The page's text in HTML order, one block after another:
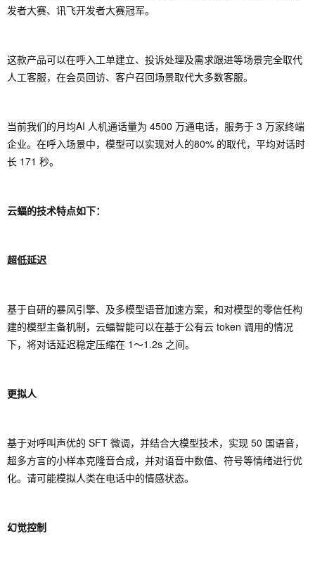
发者大赛、讯飞开发者大赛冠军。
这款产品可以在呼入工单建立、投诉处理及需求跟进等场景完全取代
人工客服，在会员回访、客户召回场景取代大多数客服。
当前我们的月均AI 人机通话量为 4500 万通电话，服务于 3 万家终端
企业。在呼入场景中，模型可以实现对人的80% 的取代，平均对话时
长 171 秒。
云蝠的技术特点如下：
超低延迟
基于自研的暴风引擎、及多模型语音加速方案，和对模型的零信任构
建的模型主备机制，云蝠智能可以在基于公有云 token 调用的情况
下，将对话延迟稳定压缩在 1～1.2s 之间。
更拟人
基于对呼叫声优的 SFT 微调，并结合大模型技术，实现 50 国语音，
超多方言的小样本克隆音合成，并对语音中数值、符号等情绪进行优
化。请可能模拟人类在电话中的情感状态。
幻觉控制